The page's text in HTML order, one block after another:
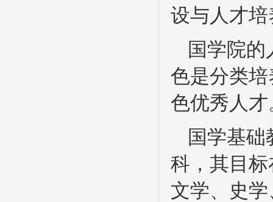
设与人才
国学院
色是分类
色优秀人才
国学基
科，其目
文学、史